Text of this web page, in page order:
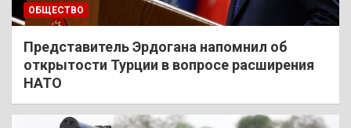
ОБЩЕСТВО
Представитель Эрдогана напомнил об
открытости Турции в вопросе расширения
НАТО